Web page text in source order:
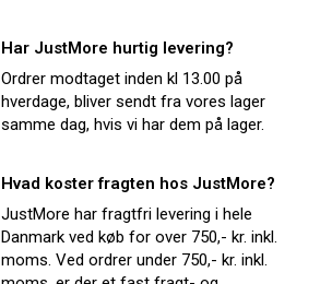
Har JustMore hurtig levering?
Ordrer modtaget inden kl 13.00 på
hverdage, bliver sendt fra vores lager
samme dag, hvis vi har dem på lager.
Hvad koster fragten hos JustMore?
JustMore har fragtfri levering i hele
Danmark ved køb for over 750,- kr. inkl.
moms. Ved ordrer under 750,- kr. inkl.